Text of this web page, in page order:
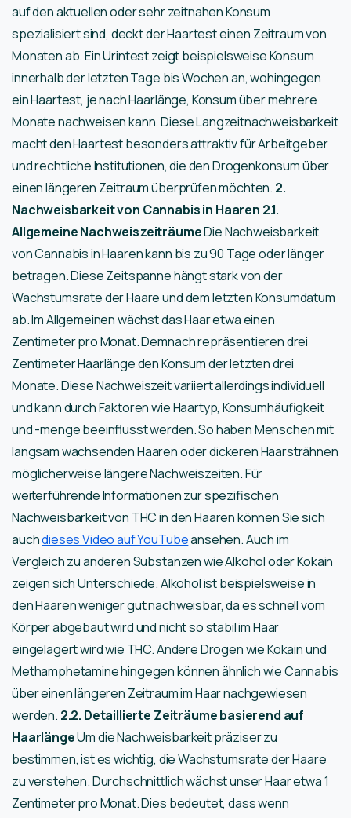
auf den aktuellen oder sehr zeitnahen Konsum
spezialisiert sind, deckt der Haartest einen Zeitraum von
Monaten ab. Ein Urintest zeigt beispielsweise Konsum
innerhalb der letzten Tage bis Wochen an, wohingegen
ein Haartest, je nach Haarlänge, Konsum über mehrere
Monate nachweisen kann. Diese Langzeitnachweisbarkeit
macht den Haartest besonders attraktiv für Arbeitgeber
und rechtliche Institutionen, die den Drogenkonsum über
einen längeren Zeitraum überprüfen möchten. 2.
Nachweisbarkeit von Cannabis in Haaren 2.1.
Allgemeine NachweiszeiträumeDie Nachweisbarkeit
von Cannabis in Haaren kann bis zu 90 Tage oder länger
betragen. Diese Zeitspanne hängt stark von der
Wachstumsrate der Haare und dem letzten Konsumdatum
ab. Im Allgemeinen wächst das Haar etwa einen
Zentimeter pro Monat. Demnach repräsentieren drei
Zentimeter Haarlänge den Konsum der letzten drei
Monate. Diese Nachweiszeit variiert allerdings individuell
und kann durch Faktoren wie Haartyp, Konsumhäufigkeit
und -menge beeinflusst werden. So haben Menschen mit
langsam wachsenden Haaren oder dickeren Haarsträhnen
möglicherweise längere Nachweiszeiten. Für
weiterführende Informationen zur spezifischen
Nachweisbarkeit von THC in den Haaren können Sie sich
auchdieses Video auf YouTubeansehen. Auch im
Vergleich zu anderen Substanzen wie Alkohol oder Kokain
zeigen sich Unterschiede. Alkohol ist beispielsweise in
den Haaren weniger gut nachweisbar, da es schnell vom
Körper abgebaut wird und nicht so stabil im Haar
eingelagert wird wie THC. Andere Drogen wie Kokain und
Methamphetamine hingegen können ähnlich wie Cannabis
über einen längeren Zeitraum im Haar nachgewiesen
werden. 2.2. Detaillierte Zeiträume basierend auf
HaarlängeUm die Nachweisbarkeit präziser zu
bestimmen, ist es wichtig, die Wachstumsrate der Haare
zu verstehen. Durchschnittlich wächst unser Haar etwa 1
Zentimeter pro Monat. Dies bedeutet, dass wenn